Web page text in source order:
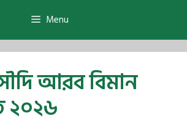
Menu
আরব বিমান
২০২৬